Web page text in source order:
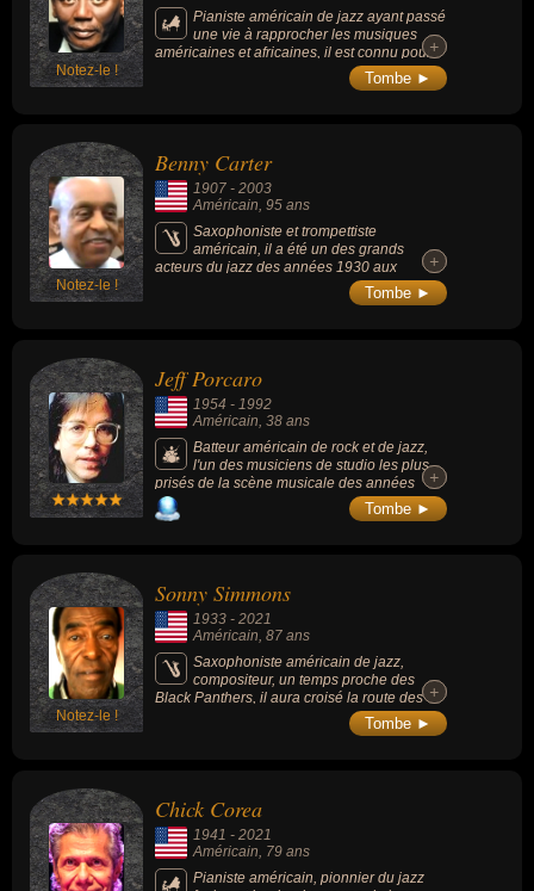
Notez-le !
Pianiste américain de jazz ayant passé
une vie à rapprocher les musiques
américaines et africaines, il est connu pour
l'un des standards de jazz comme « Hi Fly »
(1974). Il a joué avec Duke Ellington,
+
+
Tombe ►
Notez-le !
Benny Carter
1907 - 2003
Américain, 95 ans
Saxophoniste et trompettiste
américain, il a été un des grands
acteurs du jazz des années 1930 aux
+
+
Tombe ►
Jeff Porcaro
1954 - 1992
Américain, 38 ans
Batteur américain de rock et de jazz,
l'un des musiciens de studio les plus
prisés de la scène musicale des années
1970 avant de fonder en 1976, avec David
Paich, le groupe rock Toto en 1976 qui
+
+
Tombe ►
Notez-le !
Sonny Simmons
1933 - 2021
Américain, 87 ans
Saxophoniste américain de jazz,
compositeur, un temps proche des
Black Panthers, il aura croisé la route des
plus grands, de Coltrane à Rollins.
+
+
Tombe ►
Chick Corea
1941 - 2021
Américain, 79 ans
Pianiste américain, pionnier du jazz